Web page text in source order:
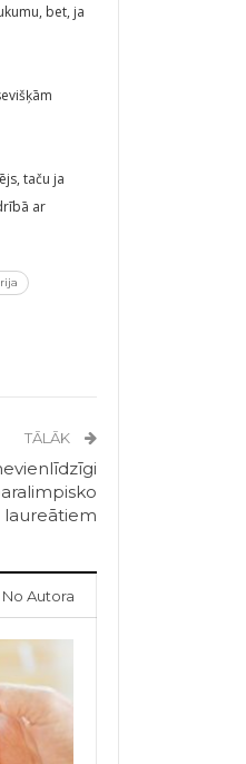
bet, ja
taču ja
ar
TĀLĀK
laureātiem
No Autora